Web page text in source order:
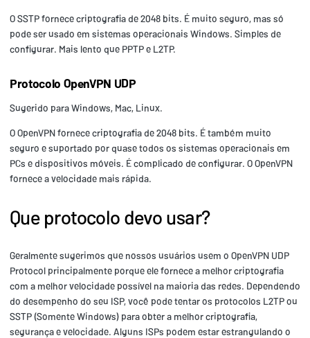
O SSTP fornece criptografia de 2048 bits. É muito seguro, mas só
pode ser usado em sistemas operacionais Windows. Simples de
configurar. Mais lento que PPTP e L2TP.
Protocolo OpenVPN UDP
Sugerido para Windows, Mac, Linux.
O OpenVPN fornece criptografia de 2048 bits. É também muito
seguro e suportado por quase todos os sistemas operacionais em
PCs e dispositivos móveis. É complicado de configurar. O OpenVPN
fornece a velocidade mais rápida.
Que protocolo devo usar?
Geralmente sugerimos que nossos usuários usem o OpenVPN UDP
Protocol principalmente porque ele fornece a melhor criptografia
com a melhor velocidade possível na maioria das redes. Dependendo
do desempenho do seu ISP, você pode tentar os protocolos L2TP ou
SSTP (Somente Windows) para obter a melhor criptografia,
segurança e velocidade. Alguns ISPs podem estar estrangulando o